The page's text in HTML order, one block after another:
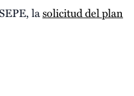
lasolicitud del plan